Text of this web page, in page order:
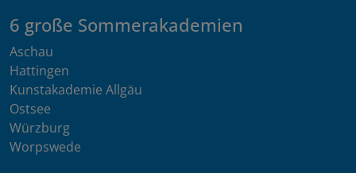
6 große Sommerakademien
Aschau
Hattingen
Kunstakademie Allgäu
Ostsee
Würzburg
Worpswede